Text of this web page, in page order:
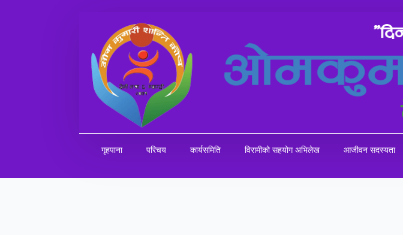
गृहपाना परिचय कार्यसमिति विरामीको सहयोग अभिलेख आजीवन सदस्यता